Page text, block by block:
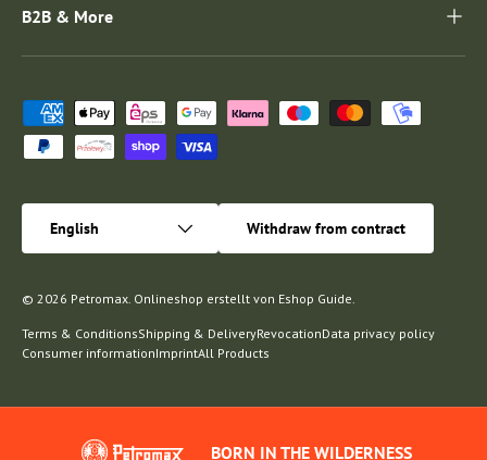
B2B & More
Payment methods accepted
English Withdraw from contract
© 2026 Petromax. Onlineshop erstellt von Eshop Guide.
Terms & ConditionsShipping & DeliveryRevocationData privacy policy
Consumer informationImprintAll Products
BORN IN THE WILDERNESS